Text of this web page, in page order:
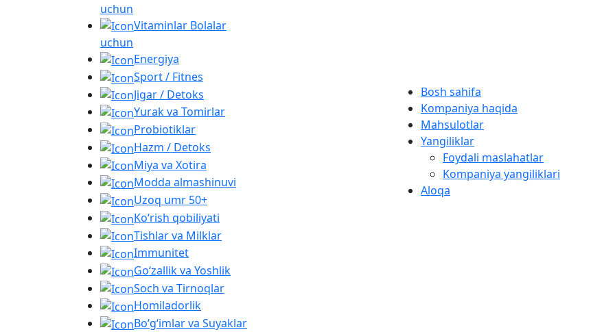
uchun
Vitaminlar Bolalar
uchun
Energiya
Sport / Fitnes
Jigar / Detoks
Yurak va Tomirlar
Probiotiklar
Hazm / Detoks
Miya va Xotira
Modda almashinuvi
Uzoq umr 50+
Ko‘rish qobiliyati
Tishlar va Milklar
Immunitet
Go‘zallik va Yoshlik
Soch va Tirnoqlar
Homiladorlik
Bo‘g‘imlar va Suyaklar
Bosh sahifa
Kompaniya haqida
Mahsulotlar
Yangiliklar
Foydali maslahatlar
Kompaniya yangiliklari
Aloqa